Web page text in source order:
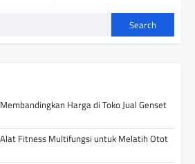
Search
Harga di Toko Jual Genset
Fitness Multifungsi untuk Melatih Otot